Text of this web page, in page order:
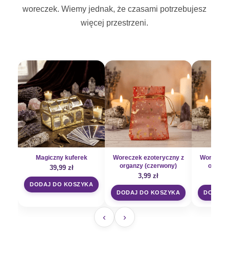
woreczek. Wiemy jednak, że czasami potrzebujesz
więcej przestrzeni.
Magiczny kuferek
39,99 zł
DODAJ DO KOSZYKA
Woreczek ezoteryczny z
organzy (czerwony)
3,99 zł
DODAJ DO KOSZYKA DODAJ
‹ ›